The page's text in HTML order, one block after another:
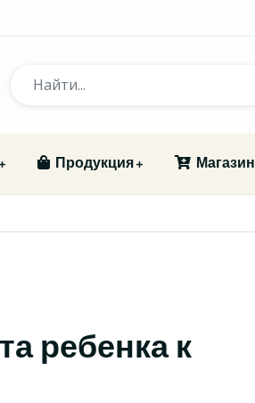
Продукция Магазин
ребенка к